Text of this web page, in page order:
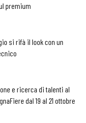
premium
si rifà il look con un
e ricerca di talenti al
dal 19 al 21 ottobre